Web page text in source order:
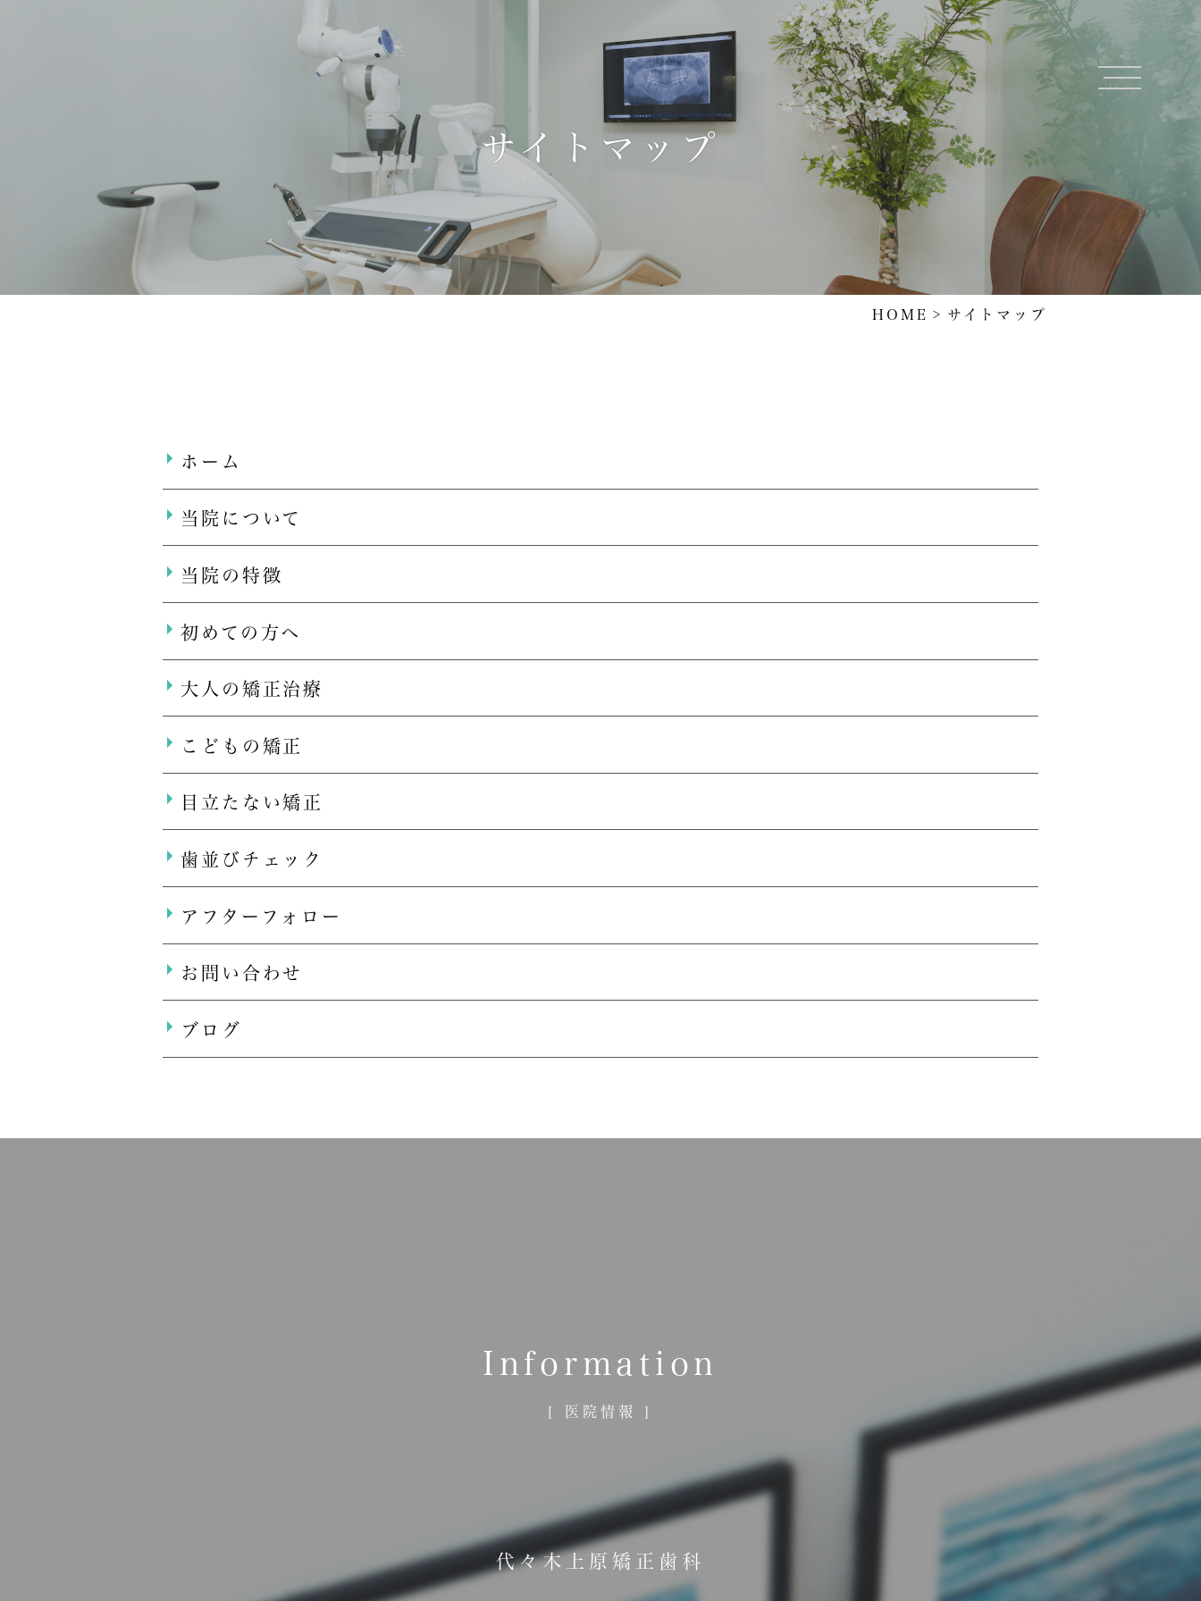
サイトマップ
HOME サイトマップ
ホーム
当院について
当院の特徴
初めての方へ
大人の矯正治療
こどもの矯正
目立たない矯正
歯並びチェック
アフターフォロー
お問い合わせ
ブログ
Information
[ 医院情報 ]
代々木上原矯正歯科